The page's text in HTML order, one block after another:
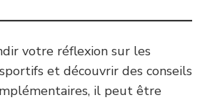
votre réflexion sur les
et découvrir des conseils
il peut être